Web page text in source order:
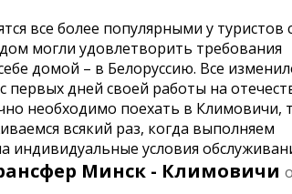
все более популярными у туристов
могли удовлетворить требования
домой – в Белоруссию. Все
первых дней своей работы на
необходимо поехать в Климовичи,
всякий раз, когда выполняем
индивидуальные условия
Минск - Климовичи